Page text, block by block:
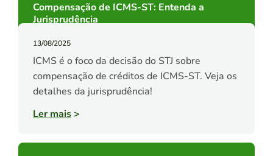
Compensação de ICMS-ST: Entenda a
Jurisprudência
13/08/2025
ICMS é o foco da decisão do STJ sobre
compensação de créditos de ICMS-ST. Veja os
detalhes da jurisprudência!
Ler mais>